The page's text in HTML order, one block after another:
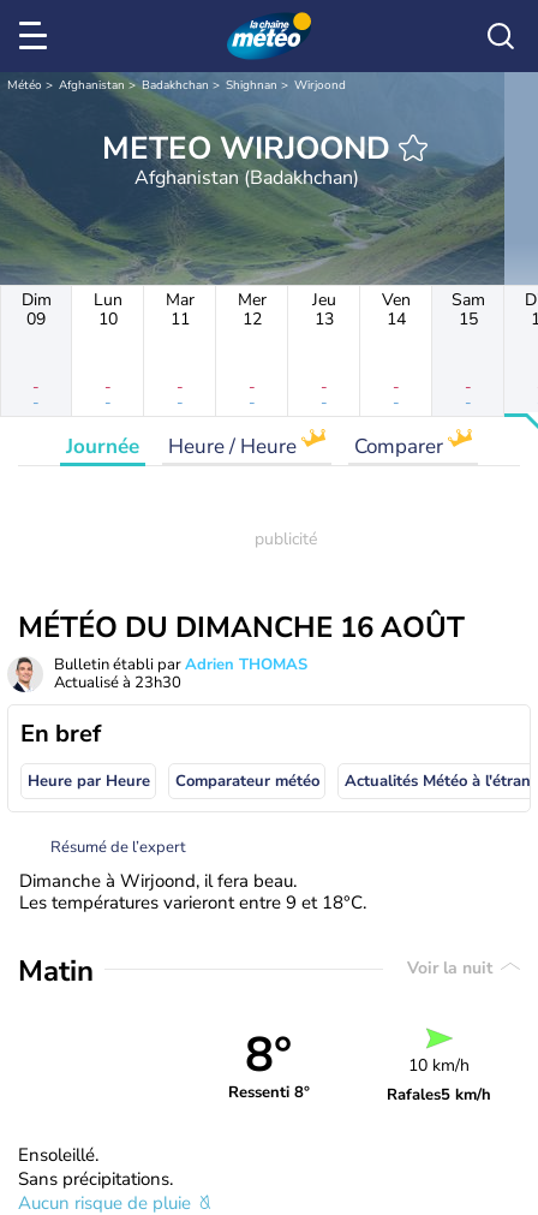
Météo Afghanistan Badakhchan Shighnan Wirjoond
METEO WIRJOOND
Afghanistan (Badakhchan)
Dim
09
-
-
Lun
10
-
-
Mar
11
-
-
Mer
12
-
-
Jeu
13
-
-
Ven
14
-
-
Sam
15
-
-
Journée Heure / Heure Comparer
MÉTÉO DU DIMANCHE 16 AOÛT
Bulletin établi parAdrien THOMAS
Actualisé à 23h30
En bref
Heure par Heure Comparateur météo
Résumé de l’expert
Dimanche à Wirjoond, il fera beau.
Les températures varieront entre 9 et 18°C.
Matin Voir la nuit
8°
Ressenti 8°
10 km/h
Rafales5 km/h
Ensoleillé.
Sans précipitations.
Aucun risque de pluie